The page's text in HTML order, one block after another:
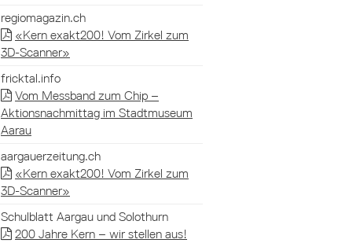
regiomagazin.ch
«Kern exakt200! Vom Zirkel zum
3D-Scanner»
fricktal.info
Vom Messband zum Chip –
Aktionsnachmittag im Stadtmuseum
Aarau
aargauerzeitung.ch
«Kern exakt200! Vom Zirkel zum
3D-Scanner»
Schulblatt Aargau und Solothurn
200 Jahre Kern – wir stellen aus!